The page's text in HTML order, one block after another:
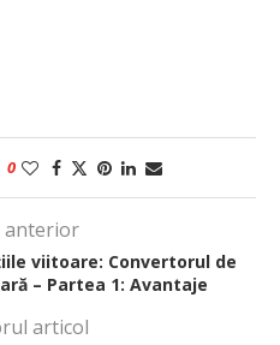
0
anterior
viitoare: Convertorul de
– Partea 1: Avantaje
articol